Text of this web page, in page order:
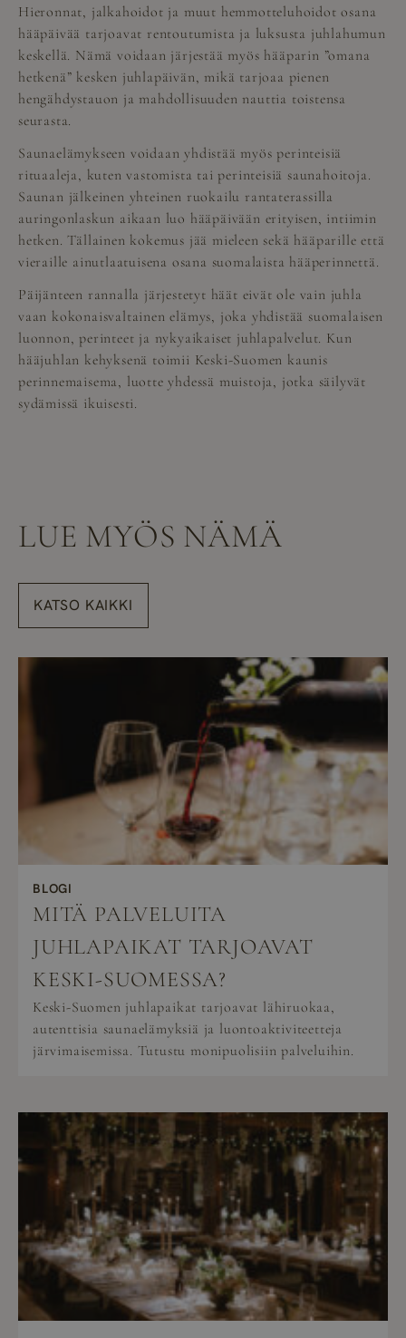
Hieronnat, jalkahoidot ja muut hemmotteluhoidot osana
hääpäivää tarjoavat rentoutumista ja luksusta juhlahumun
keskellä. Nämä voidaan järjestää myös hääparin ”omana
hetkenä” kesken juhlapäivän, mikä tarjoaa pienen
hengähdystauon ja mahdollisuuden nauttia toistensa
seurasta.
Saunaelämykseen voidaan yhdistää myös perinteisiä
rituaaleja, kuten vastomista tai perinteisiä saunahoitoja.
Saunan jälkeinen yhteinen ruokailu rantaterassilla
auringonlaskun aikaan luo hääpäivään erityisen, intiimin
hetken. Tällainen kokemus jää mieleen sekä hääparille että
vieraille ainutlaatuisena osana suomalaista hääperinnettä.
Päijänteen rannalla järjestetyt häät eivät ole vain juhla
vaan kokonaisvaltainen elämys, joka yhdistää suomalaisen
luonnon, perinteet ja nykyaikaiset juhlapalvelut. Kun
hääjuhlan kehyksenä toimii Keski-Suomen kaunis
perinnemaisema, luotte yhdessä muistoja, jotka säilyvät
sydämissä ikuisesti.
LUE MYÖS NÄMÄ
KATSO KAIKKI
BLOGI
MITÄ PALVELUITA
JUHLAPAIKAT TARJOAVAT
KESKI-SUOMESSA?
Keski-Suomen juhlapaikat tarjoavat lähiruokaa,
autenttisia saunaelämyksiä ja luontoaktiviteetteja
järvimaisemissa. Tutustu monipuolisiin palveluihin.